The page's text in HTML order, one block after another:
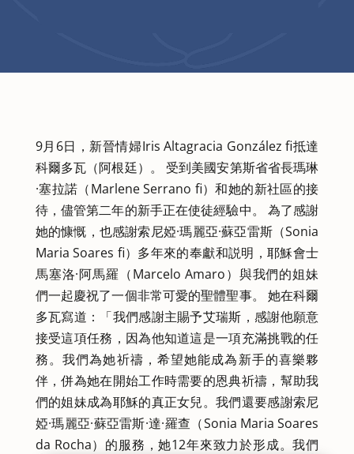
9月6日，新晉情婦Iris Altagracia González fi抵達
科爾多瓦（阿根廷）。 受到美國安第斯省省長瑪琳
·塞拉諾（Marlene Serrano fi）和她的新社區的接
待，儘管第二年的新手正在使徒經驗中。 為了感謝
她的慷慨，也感謝索尼婭·瑪麗亞·蘇亞雷斯（Sonia
Maria Soares fi）多年來的奉獻和説明，耶穌會士
馬塞洛·阿馬羅（Marcelo Amaro）與我們的姐妹
們一起慶祝了一個非常可愛的聖體聖事。 她在科爾
多瓦寫道：「我們感謝主賜予艾瑞斯，感謝他願意
接受這項任務，因為他知道這是一項充滿挑戰的任
務。我們為她祈禱，希望她能成為新手的喜樂夥
伴，併為她在開始工作時需要的恩典祈禱，幫助我
們的姐妹成為耶穌的真正女兒。我們還要感謝索尼
婭·瑪麗亞·蘇亞雷斯·達·羅查（Sonia Maria Soares
da Rocha）的服務，她12年來致力於形成。我們